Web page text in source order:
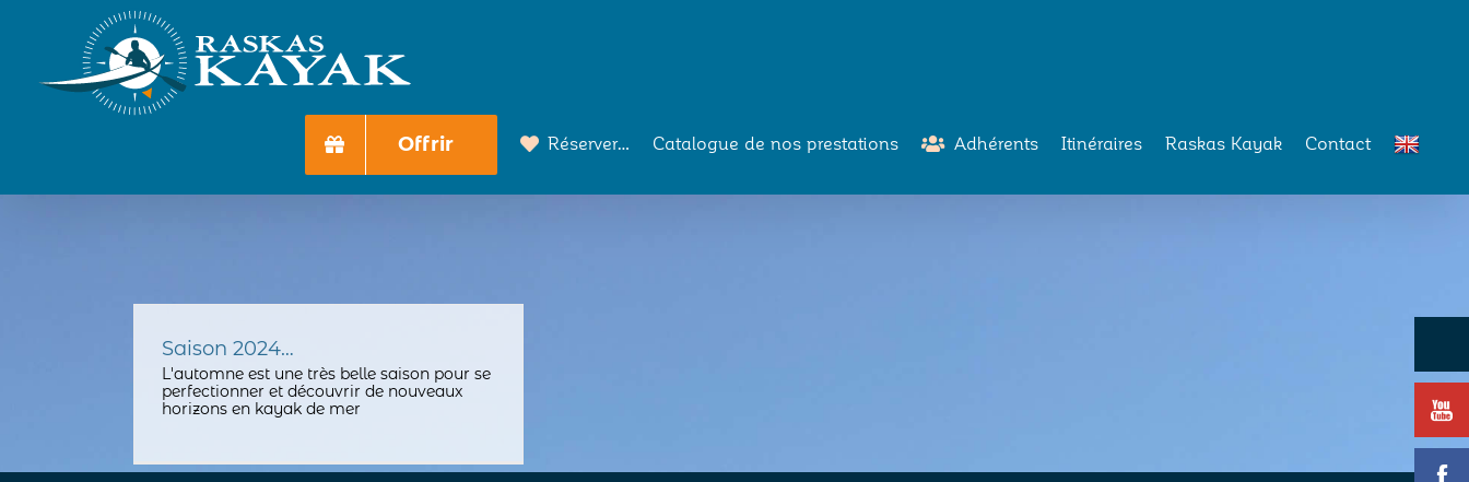
Offrir Réserver… Catalogue de nos prestations Adhérents Itinéraires Raskas Kayak Contact
Saison 2024…
L'automne est une très belle saison pour se
perfectionner et découvrir de nouveaux
horizons en kayak de mer